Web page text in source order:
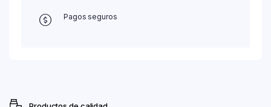
Pagos seguros